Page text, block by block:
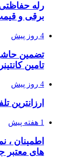
رله
برقی و
4 روز پیش
تضمین
تامین
4 روز پیش
1 هفته پیش
اطمینان ،
های معتبر